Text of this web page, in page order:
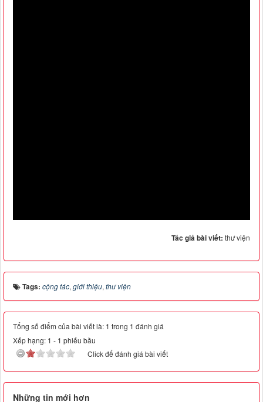
Tác giả bài viết: thư viện
Tags: cộng tác, giới thiệu, thư viện
Tổng số điểm của bài viết là: 1 trong 1 đánh giá
Xếp hạng: 1 - 1 phiếu bầu
Click để đánh giá bài viết
Những tin mới hơn